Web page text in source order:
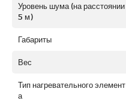
Уровень шума (на расстоянии
5 м)
Габариты
Вес
Тип нагревательного элемент
а